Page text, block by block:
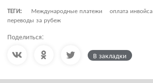
ТЕГИ:
Международные платежи
оплата инвойса
переводы за рубеж
Поделиться:
В закладки